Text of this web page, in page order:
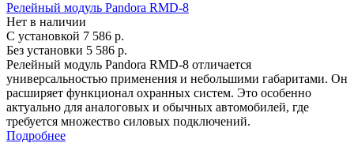
Релейный модуль Pandora RMD-8
Нет в наличии
С установкой 7 586 р.
Без установки 5 586 р.
Релейный модуль Pandora RMD-8 отличается
универсальностью применения и небольшими габаритами. Он
расширяет функционал охранных систем. Это особенно
актуально для аналоговых и обычных автомобилей, где
требуется множество силовых подключений.
Подробнее